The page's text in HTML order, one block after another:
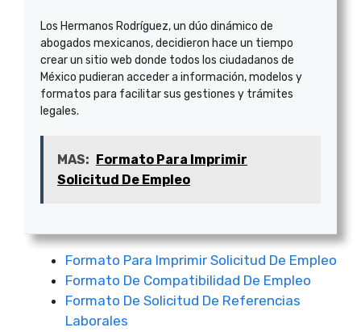
Los Hermanos Rodríguez, un dúo dinámico de
abogados mexicanos, decidieron hace un tiempo
crear un sitio web donde todos los ciudadanos de
México pudieran acceder a información, modelos y
formatos para facilitar sus gestiones y trámites
legales.
MAS: Formato Para Imprimir
Solicitud De Empleo
Formato Para Imprimir Solicitud De Empleo
Formato De Compatibilidad De Empleo
Formato De Solicitud De Referencias
Laborales